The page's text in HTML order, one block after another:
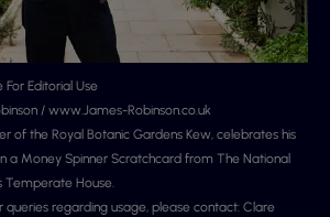
Editorial Use
/ www.James-Robinson.co.uk
of the Royal Botanic Gardens Kew, celebrates his
a Money Spinner Scratchcard from The National
Temperate House.
queries regarding usage, please contact: Clare